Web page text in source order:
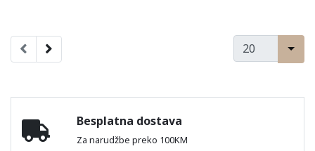
Besplatna dostava
Za narudžbe preko 100KM